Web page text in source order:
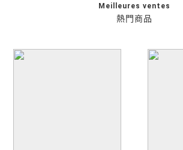
熱門商品
Meilleures ventes